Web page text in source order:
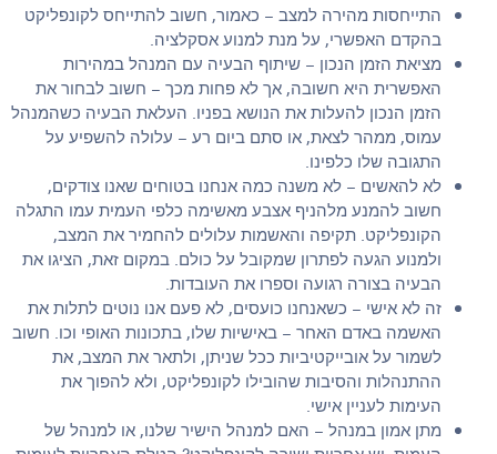
התייחסות מהירה למצב – כאמור, חשוב להתייחס לקונפליקט
בהקדם האפשרי, על מנת למנוע אסקלציה.
מציאת הזמן הנכון – שיתוף הבעיה עם המנהל במהירות
האפשרית היא חשובה, אך לא פחות מכך – חשוב לבחור את
הזמן הנכון להעלות את הנושא בפניו. העלאת הבעיה כשהמנהל
עמוס, ממהר לצאת, או סתם ביום רע – עלולה להשפיע על
התגובה שלו כלפינו.
לא להאשים – לא משנה כמה אנחנו בטוחים שאנו צודקים,
חשוב להמנע מלהניף אצבע מאשימה כלפי העמית עמו התגלה
הקונפליקט. תקיפה והאשמות עלולים להחמיר את המצב,
ולמנוע הגעה לפתרון שמקובל על כולם. במקום זאת, הציגו את
הבעיה בצורה רגועה וספרו את העובדות.
זה לא אישי – כשאנחנו כועסים, לא פעם אנו נוטים לתלות את
האשמה באדם האחר – באישיות שלו, בתכונות האופי וכו. חשוב
לשמור על אובייקטיביות ככל שניתן, ולתאר את המצב, את
ההתנהלות והסיבות שהובילו לקונפליקט, ולא להפוך את
העימות לעניין אישי.
מתן אמון במנהל – האם למנהל הישיר שלנו, או למנהל של